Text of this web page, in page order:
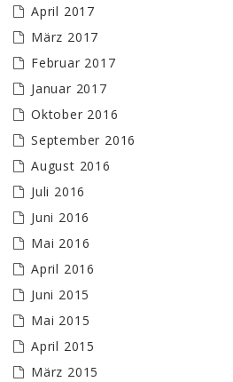
April 2017
März 2017
Februar 2017
Januar 2017
Oktober 2016
September 2016
August 2016
Juli 2016
Juni 2016
Mai 2016
April 2016
Juni 2015
Mai 2015
April 2015
März 2015